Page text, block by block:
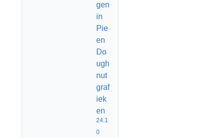
gen
in
Pie
en
Do
ugh
nut
graf
iek
en
24.1
0